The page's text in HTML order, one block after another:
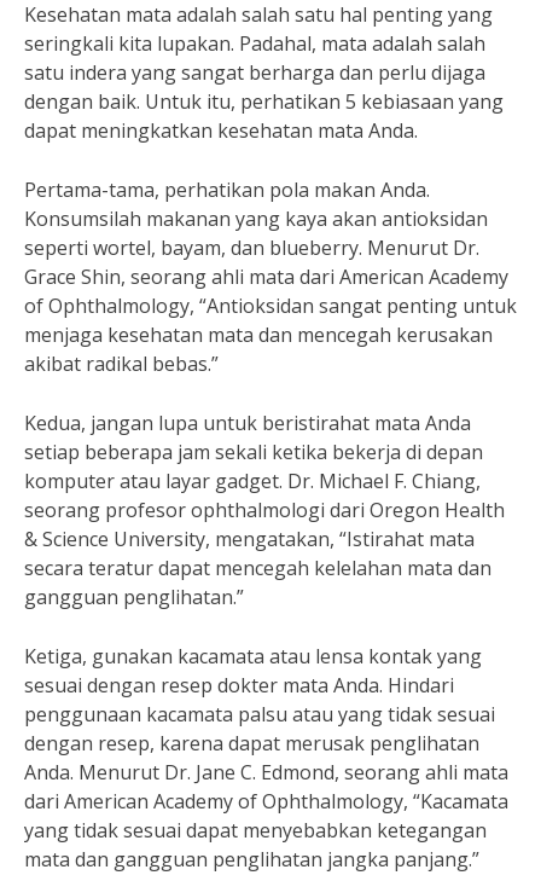
Kesehatan mata adalah salah satu hal penting yang
seringkali kita lupakan. Padahal, mata adalah salah
satu indera yang sangat berharga dan perlu dijaga
dengan baik. Untuk itu, perhatikan 5 kebiasaan yang
dapat meningkatkan kesehatan mata Anda.
Pertama-tama, perhatikan pola makan Anda.
Konsumsilah makanan yang kaya akan antioksidan
seperti wortel, bayam, dan blueberry. Menurut Dr.
Grace Shin, seorang ahli mata dari American Academy
of Ophthalmology, “Antioksidan sangat penting untuk
menjaga kesehatan mata dan mencegah kerusakan
akibat radikal bebas.”
Kedua, jangan lupa untuk beristirahat mata Anda
setiap beberapa jam sekali ketika bekerja di depan
komputer atau layar gadget. Dr. Michael F. Chiang,
seorang profesor ophthalmologi dari Oregon Health
& Science University, mengatakan, “Istirahat mata
secara teratur dapat mencegah kelelahan mata dan
gangguan penglihatan.”
Ketiga, gunakan kacamata atau lensa kontak yang
sesuai dengan resep dokter mata Anda. Hindari
penggunaan kacamata palsu atau yang tidak sesuai
dengan resep, karena dapat merusak penglihatan
Anda. Menurut Dr. Jane C. Edmond, seorang ahli mata
dari American Academy of Ophthalmology, “Kacamata
yang tidak sesuai dapat menyebabkan ketegangan
mata dan gangguan penglihatan jangka panjang.”